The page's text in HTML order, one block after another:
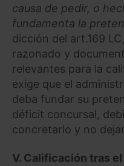
causa de pedir, o
fundamenta la
dicción del art.169
razonado y
relevantes para la
exige que el
deba fundar su
déficit concursal,
concretarlo y no
V. Calificación tras